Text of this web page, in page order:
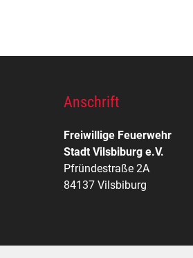
Anschrift
Freiwillige Feuerwehr
Stadt Vilsbiburg e.V.
Pfründestraße 2A
84137 Vilsbiburg